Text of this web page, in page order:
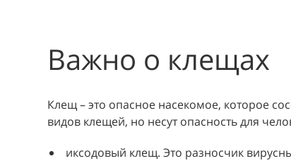
Важно о клещах
Клещ – это опасное насекомое, которое
видов клещей, но несут опасность для
иксодовый клещ. Это разносчик